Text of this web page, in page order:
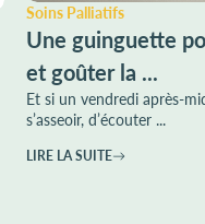
Soins Palliatifs
Une guinguette
et goûter la ...
Et si un vendredi après-
s’asseoir, d’écouter ...
LIRE LA SUITE